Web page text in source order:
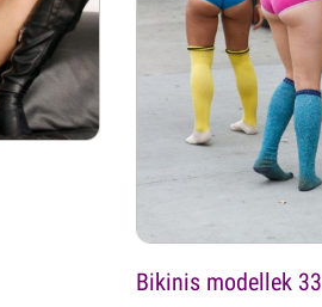
Bikinis modellek 33